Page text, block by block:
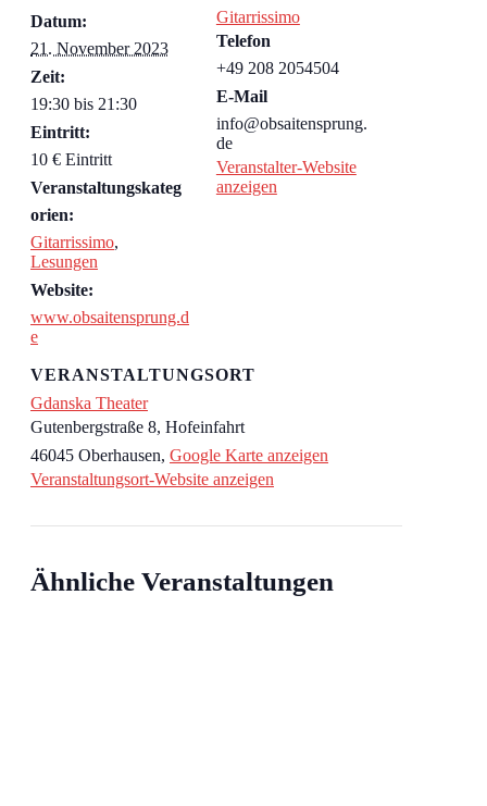
Datum:
21. November 2023
Zeit:
19:30 bis 21:30
Eintritt:
10 € Eintritt
Veranstaltungskateg
orien:
Gitarrissimo,
Lesungen
Website:
www.obsaitensprung.d
e
VERANSTALTUNGSORT
Gdanska Theater
Gutenbergstraße 8, Hofeinfahrt
46045 Oberhausen, Google Karte anzeigen
Veranstaltungsort-Website anzeigen
Gitarrissimo
Telefon
+49 208 2054504
E-Mail
info@obsaitensprung.
de
Veranstalter-Website
anzeigen
Ähnliche Veranstaltungen